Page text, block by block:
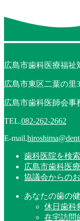
広島市歯科医療福祉
広島市東区二葉の里
広島市歯科医師会事
TEL.082-262-2662
E-mail.
歯科医院を検
広島市歯科医
協議会からの
あなたの歯の
休日歯科
在宅訪問